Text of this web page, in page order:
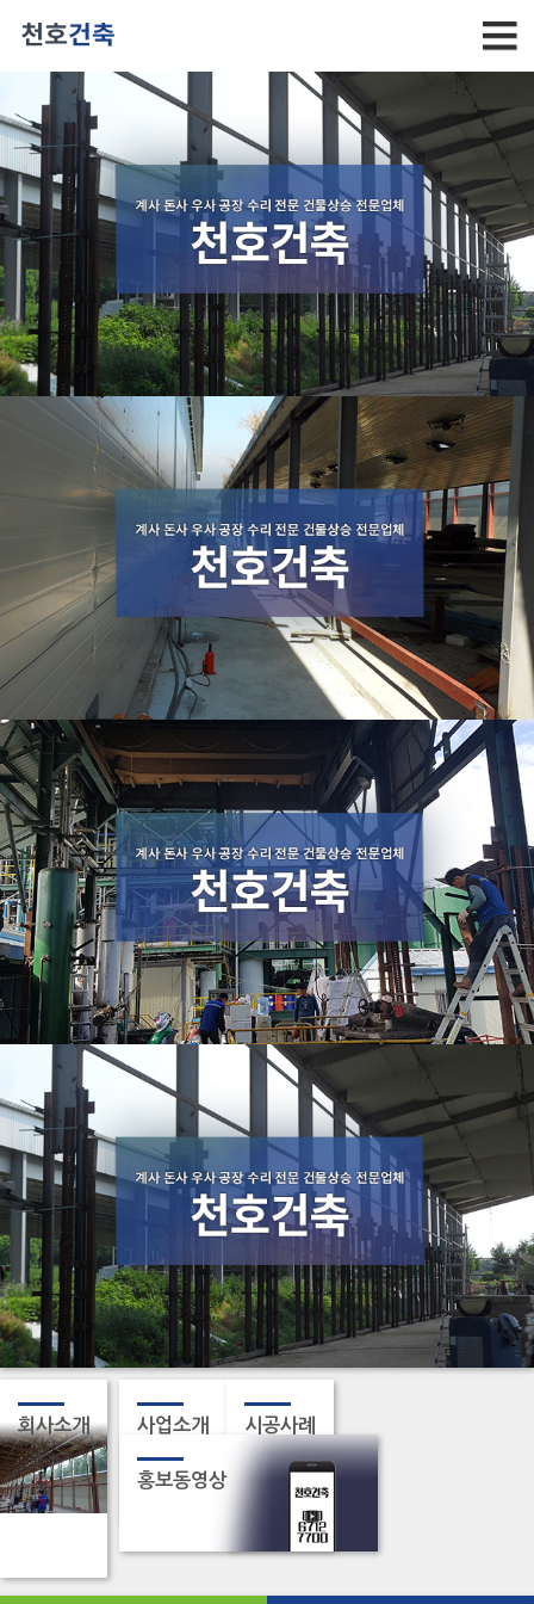
회사소개 사업소개 시공사례
홍보동영상